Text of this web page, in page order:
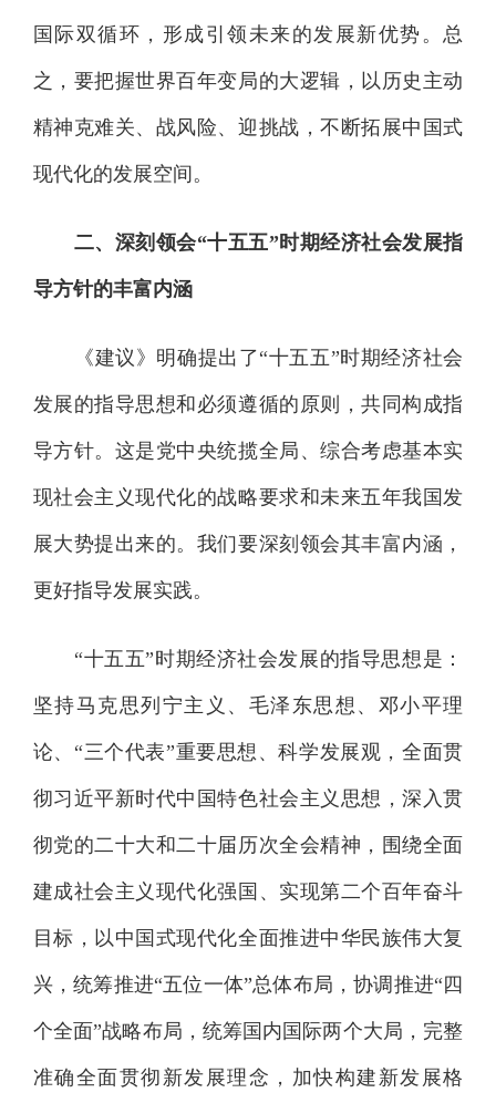
国际双循环，形成引领未来的发展新优势。总
之，要把握世界百年变局的大逻辑，以历史主动
精神克难关、战风险、迎挑战，不断拓展中国式
现代化的发展空间。
二、深刻领会“十五五”时期经济社会发展指
导方针的丰富内涵
《建议》明确提出了“十五五”时期经济社会
发展的指导思想和必须遵循的原则，共同构成指
导方针。这是党中央统揽全局、综合考虑基本实
现社会主义现代化的战略要求和未来五年我国发
展大势提出来的。我们要深刻领会其丰富内涵，
更好指导发展实践。
“十五五”时期经济社会发展的指导思想是：
坚持马克思列宁主义、毛泽东思想、邓小平理
论、“三个代表”重要思想、科学发展观，全面贯
彻习近平新时代中国特色社会主义思想，深入贯
彻党的二十大和二十届历次全会精神，围绕全面
建成社会主义现代化强国、实现第二个百年奋斗
目标，以中国式现代化全面推进中华民族伟大复
兴，统筹推进“五位一体”总体布局，协调推进“四
个全面”战略布局，统筹国内国际两个大局，完整
准确全面贯彻新发展理念，加快构建新发展格